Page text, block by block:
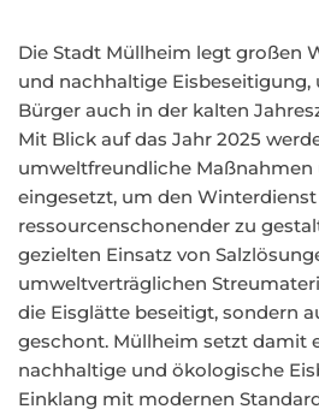
Die Stadt Müllheim legt großen
und nachhaltige
Bürger auch in der kalten
Mit Blick auf das Jahr 2025
umweltfreundliche Maßnahmen
eingesetzt, um den
ressourcenschonender zu
gezielten Einsatz von
umweltverträglichen
die Eisglätte beseitigt, sondern
geschont. Müllheim setzt damit
nachhaltige und ökologische
Einklang mit modernen